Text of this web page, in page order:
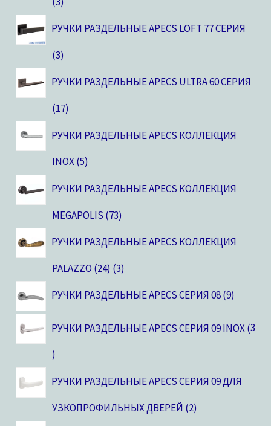
РУЧКИ РАЗДЕЛЬНЫЕ APECS LOFT 77 СЕРИЯ
3
РУЧКИ РАЗДЕЛЬНЫЕ APECS ULTRA 60 СЕРИЯ
17
РУЧКИ РАЗДЕЛЬНЫЕ APECS КОЛЛЕКЦИЯ
INOX 5
РУЧКИ РАЗДЕЛЬНЫЕ APECS КОЛЛЕКЦИЯ
MEGAPOLIS 73
РУЧКИ РАЗДЕЛЬНЫЕ APECS КОЛЛЕКЦИЯ
PALAZZO (24) 3
РУЧКИ РАЗДЕЛЬНЫЕ APECS СЕРИЯ 08 9
РУЧКИ РАЗДЕЛЬНЫЕ APECS СЕРИЯ 09 INOX 3
РУЧКИ РАЗДЕЛЬНЫЕ APECS СЕРИЯ 09 ДЛЯ
УЗКОПРОФИЛЬНЫХ ДВЕРЕЙ 2